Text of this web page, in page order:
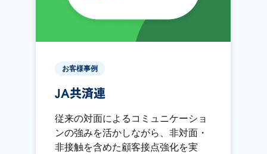
お客様事例
JA共済連
従来の対面によるコミュニケーショ
ンの強みを活かしながら、非対面・
非接触を含めた顧客接点強化を実